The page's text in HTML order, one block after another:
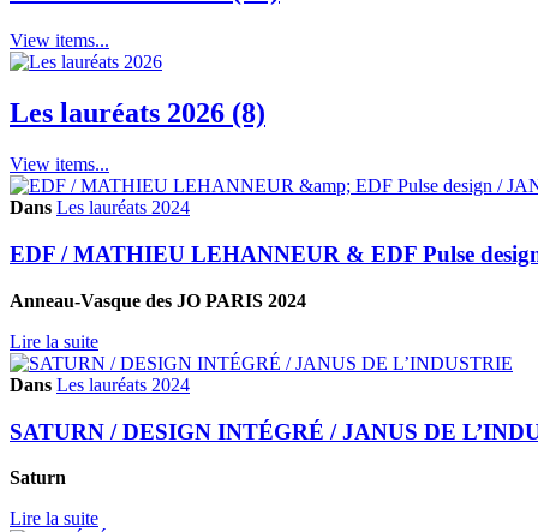
View items...
Les lauréats 2026 (8)
View items...
Dans Les lauréats 2024
EDF / MATHIEU LEHANNEUR & EDF Pulse
Anneau-Vasque des JO PARIS 2024
Lire la suite
Dans Les lauréats 2024
SATURN / DESIGN INTÉGRÉ / JANUS DE
Saturn
Lire la suite